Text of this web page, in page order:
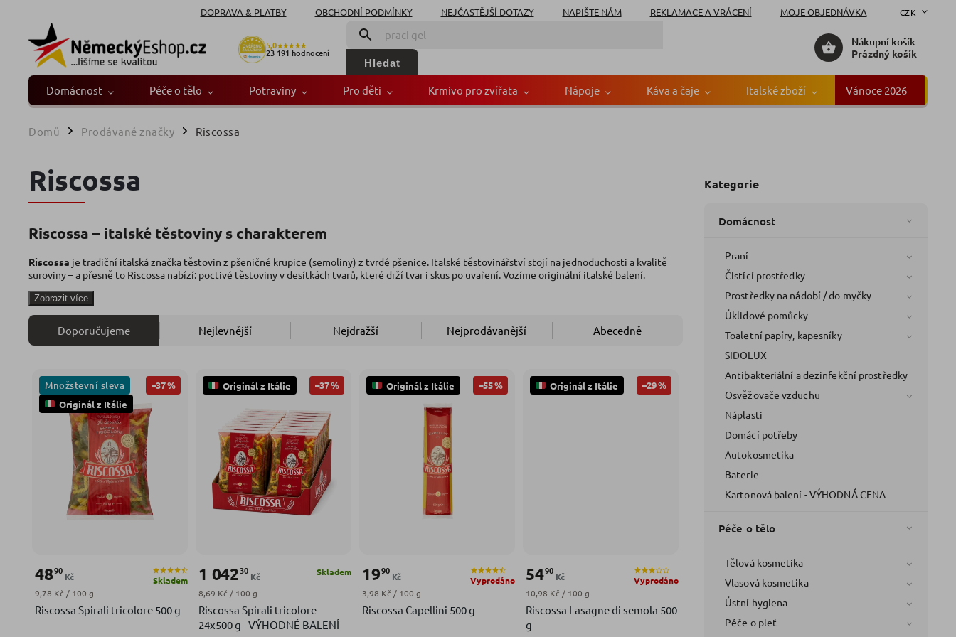
DOPRAVA & PLATBY OBCHODNÍ PODMÍNKY NEJČASTĚJŠÍ DOTAZY NAPIŠTE NÁM REKLAMACE A VRÁCENÍ MOJE OBJEDNÁVKA CZK
5,0★★★★★
23 191 hodnocení
Hledat
Nákupní košík
Prázdný košík
Domácnost Péče o tělo Potraviny Pro děti Krmivo pro zvířata Nápoje Káva a čaje Italské zboží Vánoce 2026
Domů / Prodávané značky / Riscossa
Kategorie
Domácnost
Praní
Čistící prostředky
Prostředky na nádobí / do myčky
Úklidové pomůcky
Toaletní papíry, kapesníky
SIDOLUX
Antibakteriální a dezinfekční prostředky
Osvěžovače vzduchu
Náplasti
Domácí potřeby
Autokosmetika
Baterie
Kartonová balení - VÝHODNÁ CENA
Péče o tělo
Tělová kosmetika
Vlasová kosmetika
Ústní hygiena
Péče o pleť
Riscossa
Riscossa – italské těstoviny s charakterem
Riscossa je tradiční italská značka těstovin z pšeničné krupice (semoliny) z tvrdé pšenice. Italské těstovinářství stojí na jednoduchosti a kvalitě
suroviny – a přesně to Riscossa nabízí: poctivé těstoviny v desítkách tvarů, které drží tvar i skus po uvaření. Vozíme originální italské balení.
Zobrazit více
Doporučujeme Nejlevnější Nejdražší Nejprodávanější Abecedně
Originál z Itálie
Množstevní sleva –37 %
Riscossa Spirali tricolore 500 g
Skladem
4890
Kč
Měrná cena:
9,78 Kč / 100 g
Originál z Itálie –37 %
Riscossa Spirali tricolore
24x500 g - VÝHODNÉ BALENÍ
Skladem
1 04230
Kč
Měrná cena:
8,69 Kč / 100 g
Originál z Itálie –55 %
Riscossa Capellini 500 g
Vyprodáno
1990
Kč
Měrná cena:
3,98 Kč / 100 g
Originál z Itálie –29 %
Riscossa Lasagne di semola 500
g
Vyprodáno
5490
Kč
Měrná cena:
10,98 Kč / 100 g